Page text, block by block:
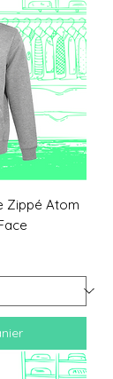
Zippé Atom